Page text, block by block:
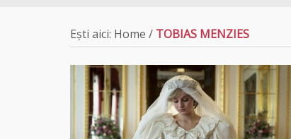
Ești aici: Home / TOBIAS MENZIES